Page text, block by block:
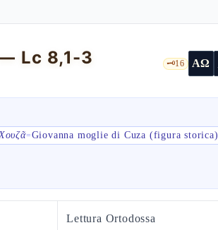
Lc 8,1-3 🗝️16 ΑΩ
=Giovanna moglie di Cuza (figura storica)
Lettura Ortodossa